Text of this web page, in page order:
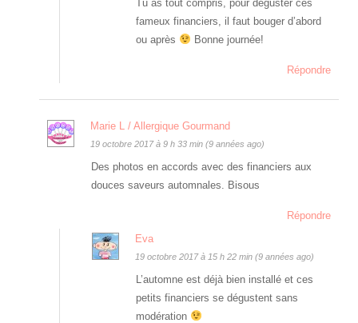
Tu as tout compris, pour déguster ces
fameux financiers, il faut bouger d’abord
ou après
Bonne journée!
Répondre
Marie L / Allergique Gourmand
19 octobre 2017 à 9 h 33 min (9 années ago)
Des photos en accords avec des financiers aux
douces saveurs automnales. Bisous
Répondre
Eva
19 octobre 2017 à 15 h 22 min (9 années ago)
L’automne est déjà bien installé et ces
petits financiers se dégustent sans
modération